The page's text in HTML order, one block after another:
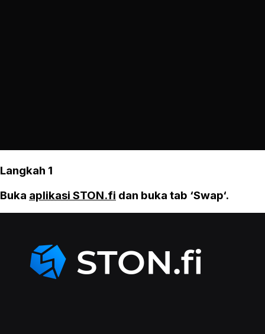
Langkah 1
Buka aplikasi STON.fi dan buka tab ‘Swap‘.